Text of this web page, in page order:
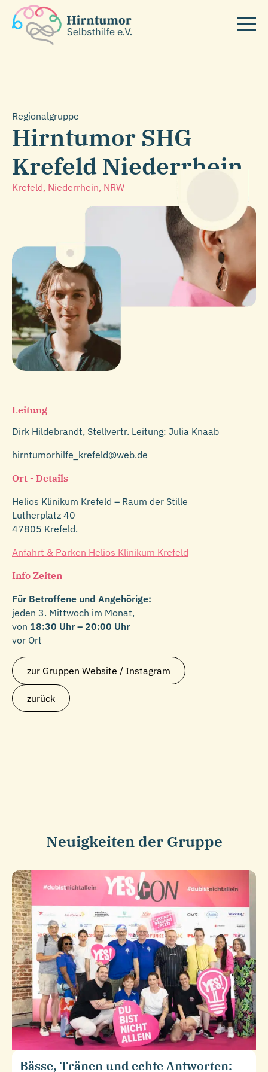
Regionalgruppe
Hirntumor SHG
Krefeld Niederrhein
Krefeld, Niederrhein, NRW
Leitung
Dirk Hildebrandt, Stellvertr. Leitung: Julia Knaab
hirntumorhilfe_krefeld@web.de
Ort - Details
Helios Klinikum Krefeld – Raum der Stille
Lutherplatz 40
47805 Krefeld.
Anfahrt & Parken Helios Klinikum Krefeld
Info Zeiten
Für Betroffene und Angehörige:
jeden 3. Mittwoch im Monat,
von 18:30 Uhr – 20:00 Uhr
vor Ort
zur Gruppen Website / Instagram
zurück
Neuigkeiten der Gruppe
Bässe, Tränen und echte Antworten: